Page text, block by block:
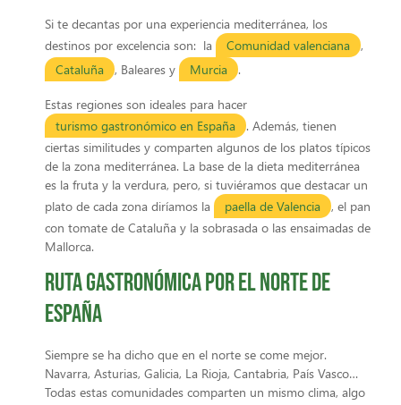
Si te decantas por una experiencia mediterránea, los
destinos por excelencia son: la
Comunidad valenciana
,
Cataluña
, Baleares y Murcia .
Estas regiones son ideales para hacer
turismo gastronómico en España
. Además, tienen
ciertas similitudes y comparten algunos de los platos típicos
de la zona mediterránea. La base de la dieta mediterránea
es la fruta y la verdura, pero, si tuviéramos que destacar un
plato de cada zona diríamos la
paella de Valencia
, el pan
con tomate de Cataluña y la sobrasada o las ensaimadas de
Mallorca.
Ruta gastronómica por el norte de
España
Siempre se ha dicho que en el norte se come mejor.
Navarra, Asturias, Galicia, La Rioja, Cantabria, País Vasco…
Todas estas comunidades comparten un mismo clima, algo